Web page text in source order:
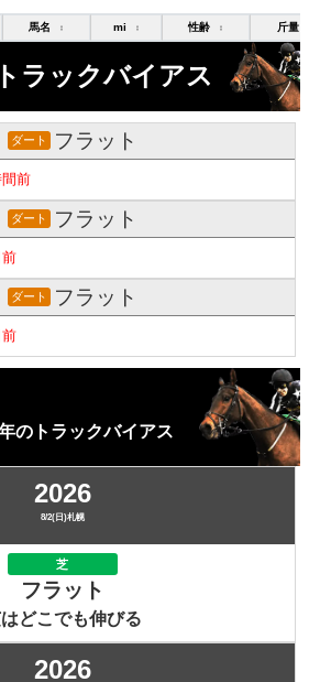
馬名 ↕ mi ↕ 性齢 ↕ 斤量
ラックバイアス
ダート フラット
前
ダート フラット
前
ダート フラット
前
のトラックバイアス
2026
8/2(日)札幌
芝
フラット
どこでも伸びる
2026